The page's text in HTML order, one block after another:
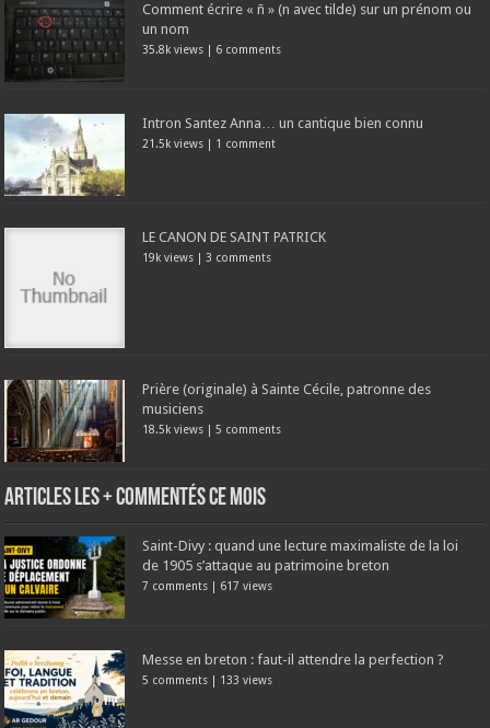
Comment écrire « ñ » (n avec tilde) sur un prénom ou
un nom
35.8k views | 6 comments
Intron Santez Anna… un cantique bien connu
21.5k views | 1 comment
LE CANON DE SAINT PATRICK
19k views | 3 comments
Prière (originale) à Sainte Cécile, patronne des
musiciens
18.5k views |5 comments
Articles les + commentés ce mois
Saint-Divy : quand une lecture maximaliste de la loi
de 1905 s’attaque au patrimoine breton
7 comments | 617 views
Messe en breton : faut-il attendre la perfection ?
5 comments | 133 views